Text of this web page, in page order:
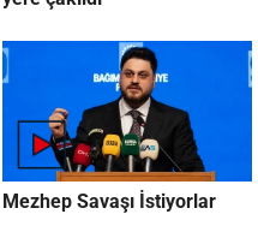
Mezhep Savaşı İstiyorlar